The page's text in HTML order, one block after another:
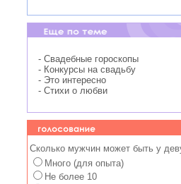
- Свадебные гороскопы
- Конкурсы на свадьбу
- Это интересно
- Стихи о любви
Сколько мужчин может быть у
Много (для опыта)
Не более 10